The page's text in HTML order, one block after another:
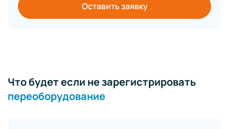
Оставить заявку
Что будет если не зарегистрировать
переоборудование